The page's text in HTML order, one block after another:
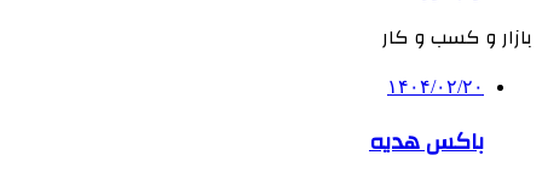
بازار و کسب و کار
۱۴۰۴/۰۲/۲۰
باکس هدیه